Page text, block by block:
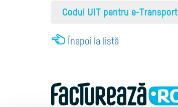
Codul UIT pentru e-Transport
Înapoi la listă